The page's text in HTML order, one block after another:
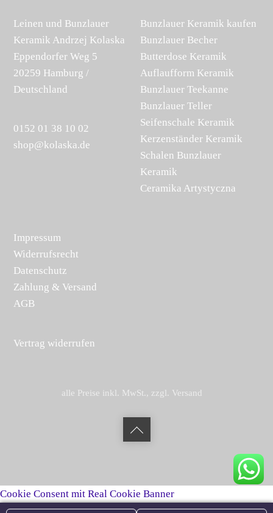
Leinen und Bunzlauer
Keramik Andrzej Kolaska
Eppendorfer Weg 5
20259 Hamburg /
Deutschland
0152 01 38 10 02
shop@kolaska.de
Bunzlauer Keramik kaufen
Bunzlauer Becher
Butterdose Keramik
Auflaufform Keramik
Bunzlauer Teekanne
Bunzlauer Teller
Seifenschale Keramik
Kerzenständer Keramik
Schalen Bunzlauer
Keramik
Ceramika Artystyczna
Impressum
Widerrufsrecht
Datenschutz
Zahlung & Versand
AGB
Vertrag widerrufen
Back
alle Preise inkl. MwSt., zzgl. Versand
Cookie Consent mit Real Cookie Banner